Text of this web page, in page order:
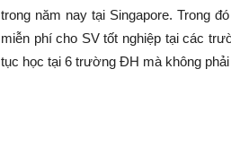
trong năm nay tại Singapore. Trong
miễn phí cho SV tốt nghiệp tại các
tục học tại 6 trường ĐH mà không